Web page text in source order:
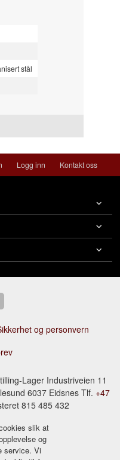
stål
Logg inn Kontakt oss
og personvern
Lager Industriveien 11
6037 Eidsnes Tlf. +47
815 485 432
slik at
og
service. Vi